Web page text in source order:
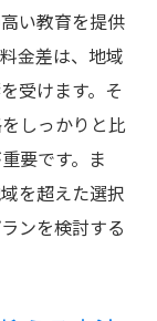
い教育を提供
金差は、地域
受けます。そ
しっかりと比
要です。ま
を超えた選択
ンを検討する